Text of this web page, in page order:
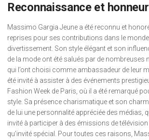
Reconnaissance et
Massimo Gargia Jeune a été reconnu et
reprises pour ses contributions dans le
divertissement. Son style élégant et son
de la mode ont été salués par de nombreuses
qui l’ont choisi comme ambassadeur de leur
été invité à assister à des événements
Fashion Week de Paris, où il a été remarqué
style. Sa présence charismatique et son
de lui une personnalité appréciée des médias,
invité à participer à des émissions de
qu’invité spécial. Pour toutes ces raisons,